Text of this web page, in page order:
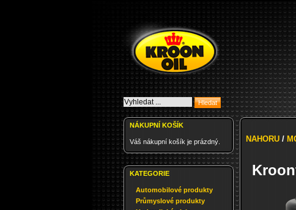
NÁKUPNÍ KOŠÍK
Váš nákupní košík je prázdný.
KATEGORIE
Automobilové produkty
Průmyslové produkty
NAHORU /